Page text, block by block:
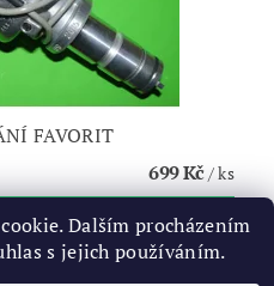
FAVORIT
699 Kč/ ks
Dalším procházením
s jejich používáním.